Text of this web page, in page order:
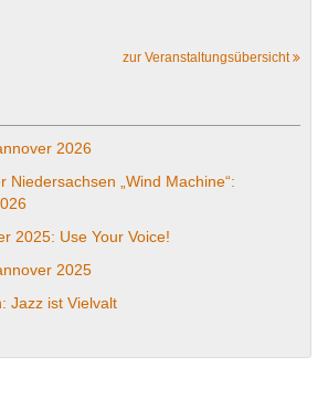
zur Veranstaltungsübersicht
2026
Niedersachsen „Wind Machine“:
2025: Use Your Voice!
2025
Jazz ist Vielvalt